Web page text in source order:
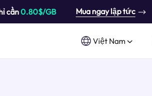
cần0.80$/GB Mua ngay lập tức
Việt Nam